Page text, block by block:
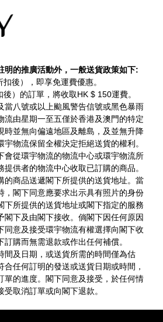
明的推廣活動外，一般送貨政策如下:
後），即享免運費優惠。
）的訂單，將收取HK $ 150運費。
當八號或以上颱風警告信號或黑色暴雨
流由星期一至五僅於香港及澳門的特定
時並無向偏遠地區及離島，及並無升降
物流保留全權決定拒絕送貨的權利。
會從環宇物流的物流中心或環宇物流所
供者的物流中心收取已訂購的商品。
的商品送遞閣下所提供的送貨地址。當
，閣下同意應要求出示具有照片的身份
下所提供的送貨地址或閣下指定的服務
閣下及由閣下接收。倘閣下因任何原因
同意及接受環宇物流有權選擇向閣下收
購而無需退款或作出任何補償。
間及日期，或送貨所需的時間僅為估
合任何訂明的發送或送貨日期或時間，
單的進度。閣下同意及接受，於任何情
取消訂單或向閣下退款。